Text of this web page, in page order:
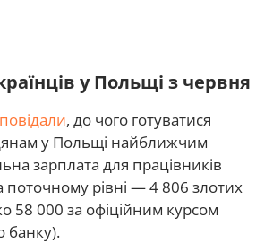
у Польщі з червня
, до чого готуватися
у Польщі найближчим
зарплата для працівників
рівні — 4 806 злотих
58 000 за офіційним курсом
банку).